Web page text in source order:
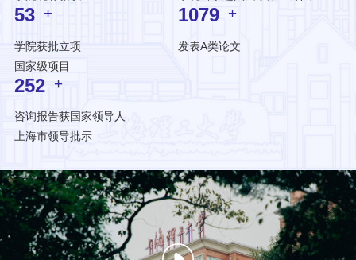
53 +
学院获批立项
国家级项目
1079 +
发表A类论文
252 +
咨询报告获国家领导人
上海市领导批示